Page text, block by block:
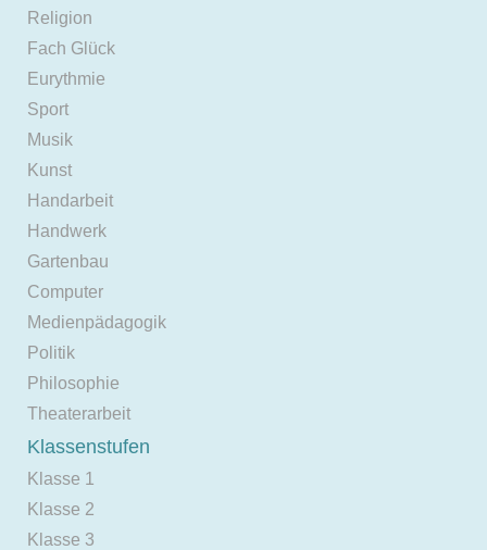
Religion
Fach Glück
Eurythmie
Sport
Musik
Kunst
Handarbeit
Handwerk
Gartenbau
Computer
Medienpädagogik
Politik
Philosophie
Theaterarbeit
Klassenstufen
Klasse 1
Klasse 2
Klasse 3